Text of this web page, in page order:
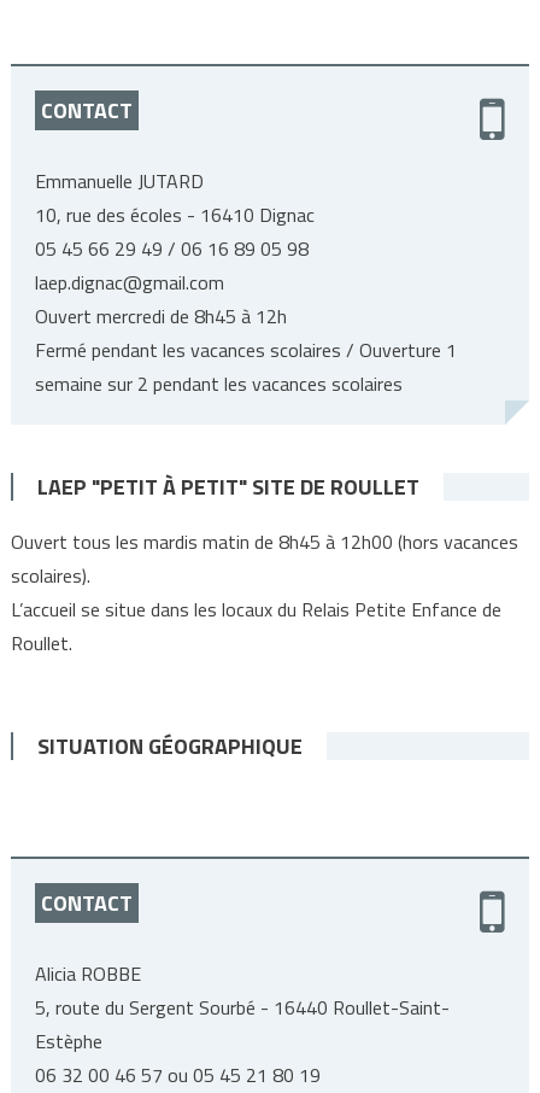
CONTACT
Emmanuelle JUTARD
10, rue des écoles - 16410 Dignac
05 45 66 29 49 / 06 16 89 05 98
laep.dignac@gmail.com
Ouvert mercredi de 8h45 à 12h
Fermé pendant les vacances scolaires / Ouverture 1
semaine sur 2 pendant les vacances scolaires
LAEP "PETIT À PETIT" SITE DE ROULLET
Ouvert tous les mardis matin de 8h45 à 12h00 (hors vacances
scolaires).
L’accueil se situe dans les locaux du Relais Petite Enfance de
Roullet.
SITUATION GÉOGRAPHIQUE
CONTACT
Alicia ROBBE
5, route du Sergent Sourbé - 16440 Roullet-Saint-
Estèphe
06 32 00 46 57 ou 05 45 21 80 19